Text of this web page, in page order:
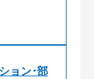
ョン･部